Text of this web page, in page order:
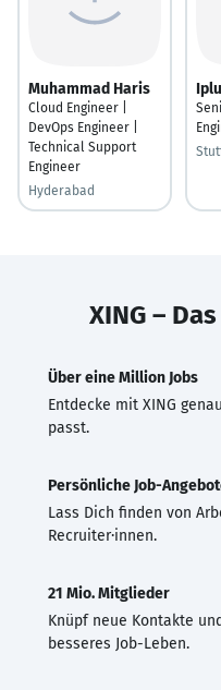
Muhammad Haris
Cloud Engineer |
DevOps Engineer |
Technical Support
Engineer
Hyderabad
XING –
Über eine Million Jobs
Entdecke mit XING
passt.
Persönliche Job-
Lass Dich finden von
Recruiter·innen.
21 Mio. Mitglieder
Knüpf neue Kontakte
besseres Job-Leben.